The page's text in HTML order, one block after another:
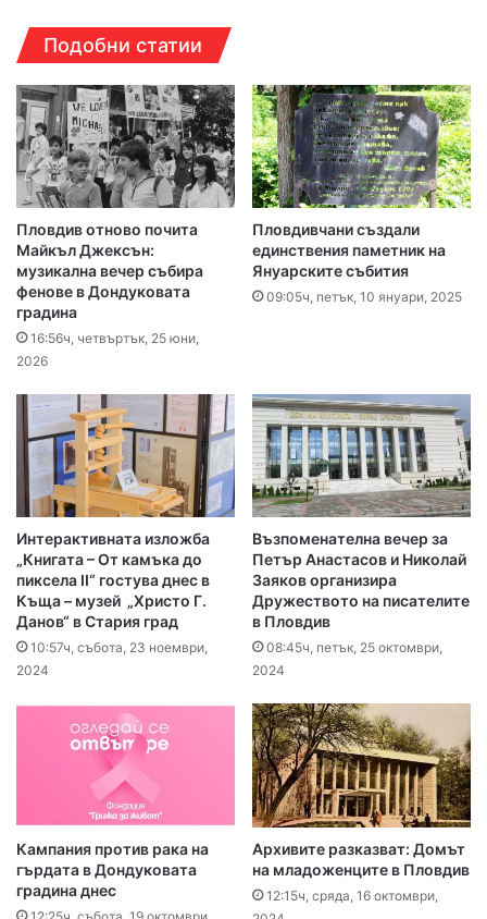
Подобни статии
Пловдив отново почита
Майкъл Джексън:
музикална вечер събира
фенове в Дондуковата
градина
16:56ч, четвъртък, 25 юни,
2026
Пловдивчани създали
единствения паметник на
Януарските събития
09:05ч, петък, 10 януари, 2025
Интерактивната изложба
„Книгата – От камъка до
пиксела II“ гостува днес в
Къща – музей „Христо Г.
Данов“ в Стария град
10:57ч, събота, 23 ноември,
2024
Възпоменателна вечер за
Петър Анастасов и Николай
Заяков организира
Дружеството на писателите
в Пловдив
08:45ч, петък, 25 октомври,
2024
Кампания против рака на
гърдата в Дондуковата
градина днес
Архивите разказват: Домът
на младоженците в Пловдив
12:15ч, сряда, 16 октомври,